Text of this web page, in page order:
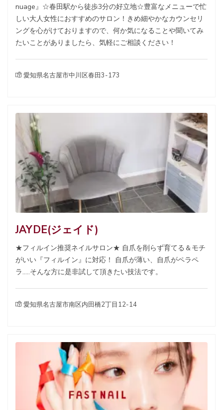
nuage』☆春田駅から徒歩3分の好立地☆豊富なメニューで忙
しい大人女性におすすめのサロン！きめ細やかなカウンセリ
ングを心がけておりますので、何か気になることや聞いてみ
たいことがありましたら、気軽にご相談ください！
愛知県名古屋市中川区春田3-173
JAYDE(ジェイド)
★フィルイン推奨ネイルサロン★ 自爪を削らず育てる＆モチ
がいい『フィルイン』に対応！ 自爪が薄い、自爪がペラペ
ラ.....そんな方に是非試して頂きたい技法です。
愛知県名古屋市南区内田橋2丁目12-14